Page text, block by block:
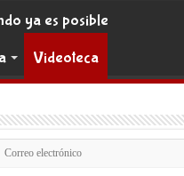
ya es posible
Videoteca
Correo